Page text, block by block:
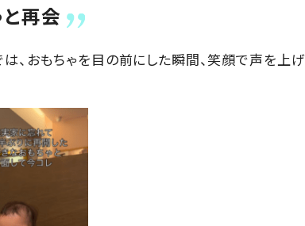
再会
、おもちゃを目の前にした瞬間、笑顔で声を上げ